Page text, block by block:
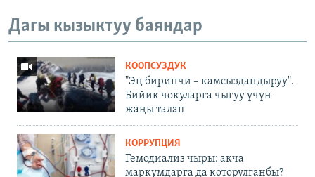
Дагы кызыктуу баяндар
КООПСУЗДУК
"Эң биринчи – камсыздандыруу".
Бийик чокуларга чыгуу үчүн
жаңы талап
КОРРУПЦИЯ
Гемодиализ чыры: акча
маркумдарга да которулганбы?